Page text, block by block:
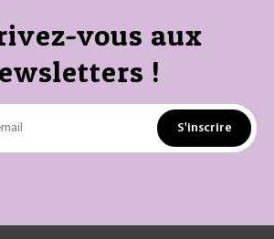
vous aux
!
S'inscrire